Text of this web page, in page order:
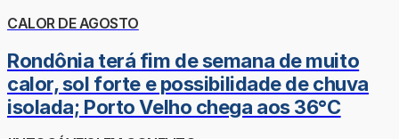
CALOR DE AGOSTO
Rondônia terá fim de semana de muito
calor, sol forte e possibilidade de chuva
isolada; Porto Velho chega aos 36°C